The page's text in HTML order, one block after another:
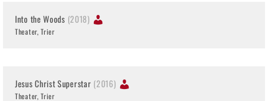
Into the Woods (2018)
Theater, Trier
Jesus Christ Superstar (2016)
Theater, Trier